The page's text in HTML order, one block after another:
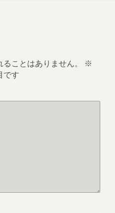
ことはありません。
※
です